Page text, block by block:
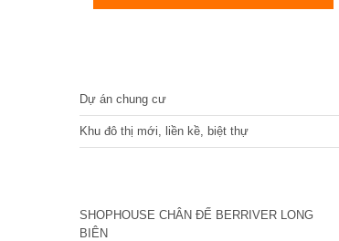
Dự án chung cư
Khu đô thị mới, liền kề, biệt thự
SHOPHOUSE CHÂN ĐẾ BERRIVER LONG
BIÊN